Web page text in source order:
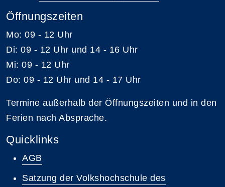
Öffnungszeiten
Mo: 09 - 12 Uhr
Di: 09 - 12 Uhr und 14 - 16 Uhr
Mi: 09 - 12 Uhr
Do: 09 - 12 Uhr und 14 - 17 Uhr
Termine außerhalb der Öffnungszeiten und in den
Ferien nach Absprache.
Quicklinks
AGB
Satzung der Volkshochschule des